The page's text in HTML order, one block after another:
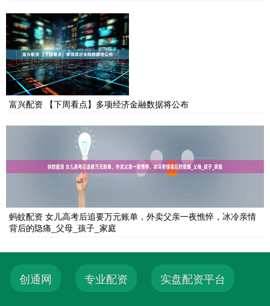
富兴配资 【下周看点】多项经济金融数据将公布
蚂蚊配资 女儿高考后追要万元账单，外卖父亲一夜憔悴，冰冷亲情
背后的隐痛_父母_孩子_家庭
创通网 专业配资 实盘配资平台